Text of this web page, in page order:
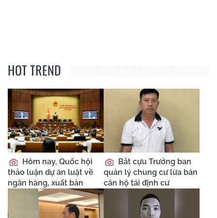
HOT TREND
Hôm nay, Quốc hội
thảo luận dự án luật về
ngân hàng, xuất bản
Bắt cựu Trưởng ban
quản lý chung cư lừa bán
căn hộ tái định cư